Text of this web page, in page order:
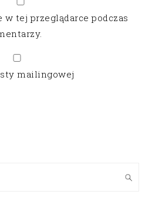
w tej przeglądarce podczas
mailingowej